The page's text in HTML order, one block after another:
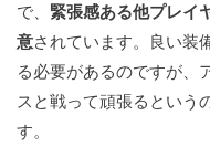
で、 緊張感ある他プレイ
意されています。良い装
る必要があるのですが、
スと戦って頑張るという
す。